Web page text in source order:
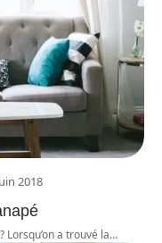
2018
a trouvé la…